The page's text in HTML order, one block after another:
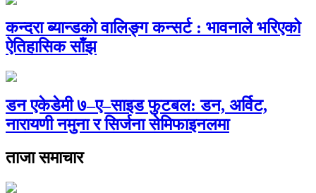
कन्दरा ब्यान्डको वालिङ्ग कन्सर्ट : भावनाले भरिएको
ऐतिहासिक साँझ
डन एकेडेमी ७–ए–साइड फुटबल: डन, अर्विट,
नारायणी नमुना र सिर्जना सेमिफाइनलमा
ताजा समाचार